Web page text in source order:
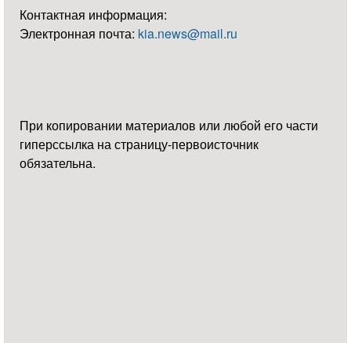
Контактная информация:
Электронная почта: kia.news@mail.ru
При копировании материалов или любой его части
гиперссылка на страницу-первоисточник
обязательна.